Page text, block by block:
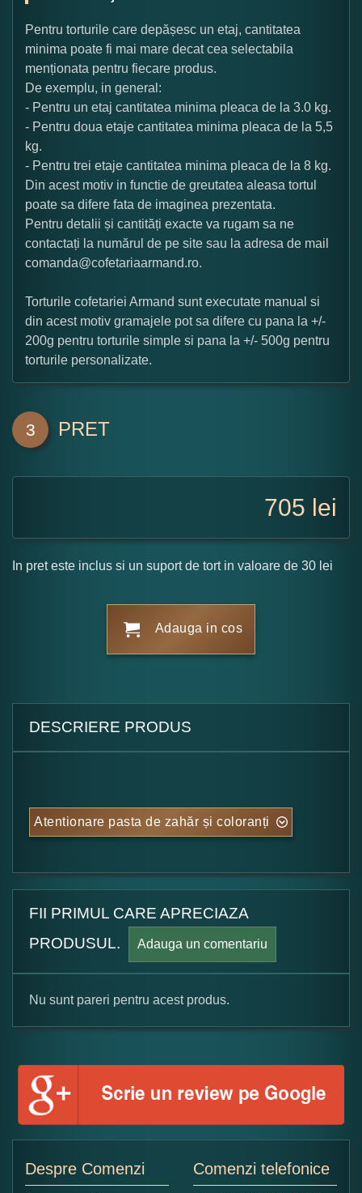
Pentru torturile care depășesc un etaj, cantitatea
minima poate fi mai mare decat cea selectabila
menționata pentru fiecare produs.
De exemplu, in general:
- Pentru un etaj cantitatea minima pleaca de la 3.0 kg.
- Pentru doua etaje cantitatea minima pleaca de la 5,5
kg.
- Pentru trei etaje cantitatea minima pleaca de la 8 kg.
Din acest motiv in functie de greutatea aleasa tortul
poate sa difere fata de imaginea prezentata.
Pentru detalii și cantități exacte va rugam sa ne
contactați la numărul de pe site sau la adresa de mail
comanda@cofetariaarmand.ro.
Torturile cofetariei Armand sunt executate manual si
din acest motiv gramajele pot sa difere cu pana la +/-
200g pentru torturile simple si pana la +/- 500g pentru
torturile personalizate.
3 PRET
705 lei
In pret este inclus si un suport de tort in valoare de 30 lei
Adauga in cos
DESCRIERE PRODUS
Atentionare pasta de zahăr și coloranți
FII PRIMUL CARE APRECIAZA
PRODUSUL.
Adauga un comentariu
Formular pareri client
Numele dumneavoastra:
Nu sunt pareri pentru acest produs.
Despre Comenzi Comenzi telefonice